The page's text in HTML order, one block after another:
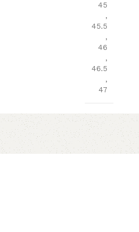
45
,
45.5
,
46
,
46.5
,
47